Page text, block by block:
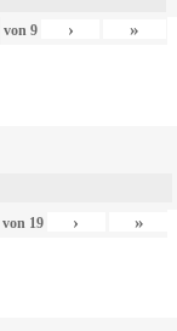
von9 › »
von 19 › »